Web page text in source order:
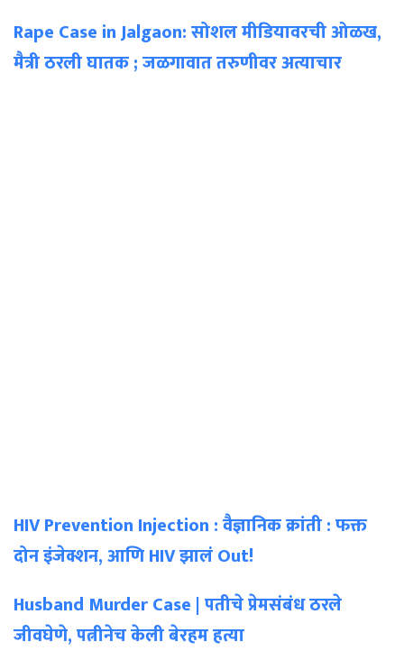
Rape Case in Jalgaon: सोशल मीडियावरची ओळख,
मैत्री ठरली घातक ; जळगावात तरुणीवर अत्याचार
HIV Prevention Injection : वैज्ञानिक क्रांती : फक्त
दोन इंजेक्शन, आणि HIV झालं Out!
Husband Murder Case | पतीचे प्रेमसंबंध ठरले
जीवघेणे, पत्नीनेच केली बेरहम हत्या